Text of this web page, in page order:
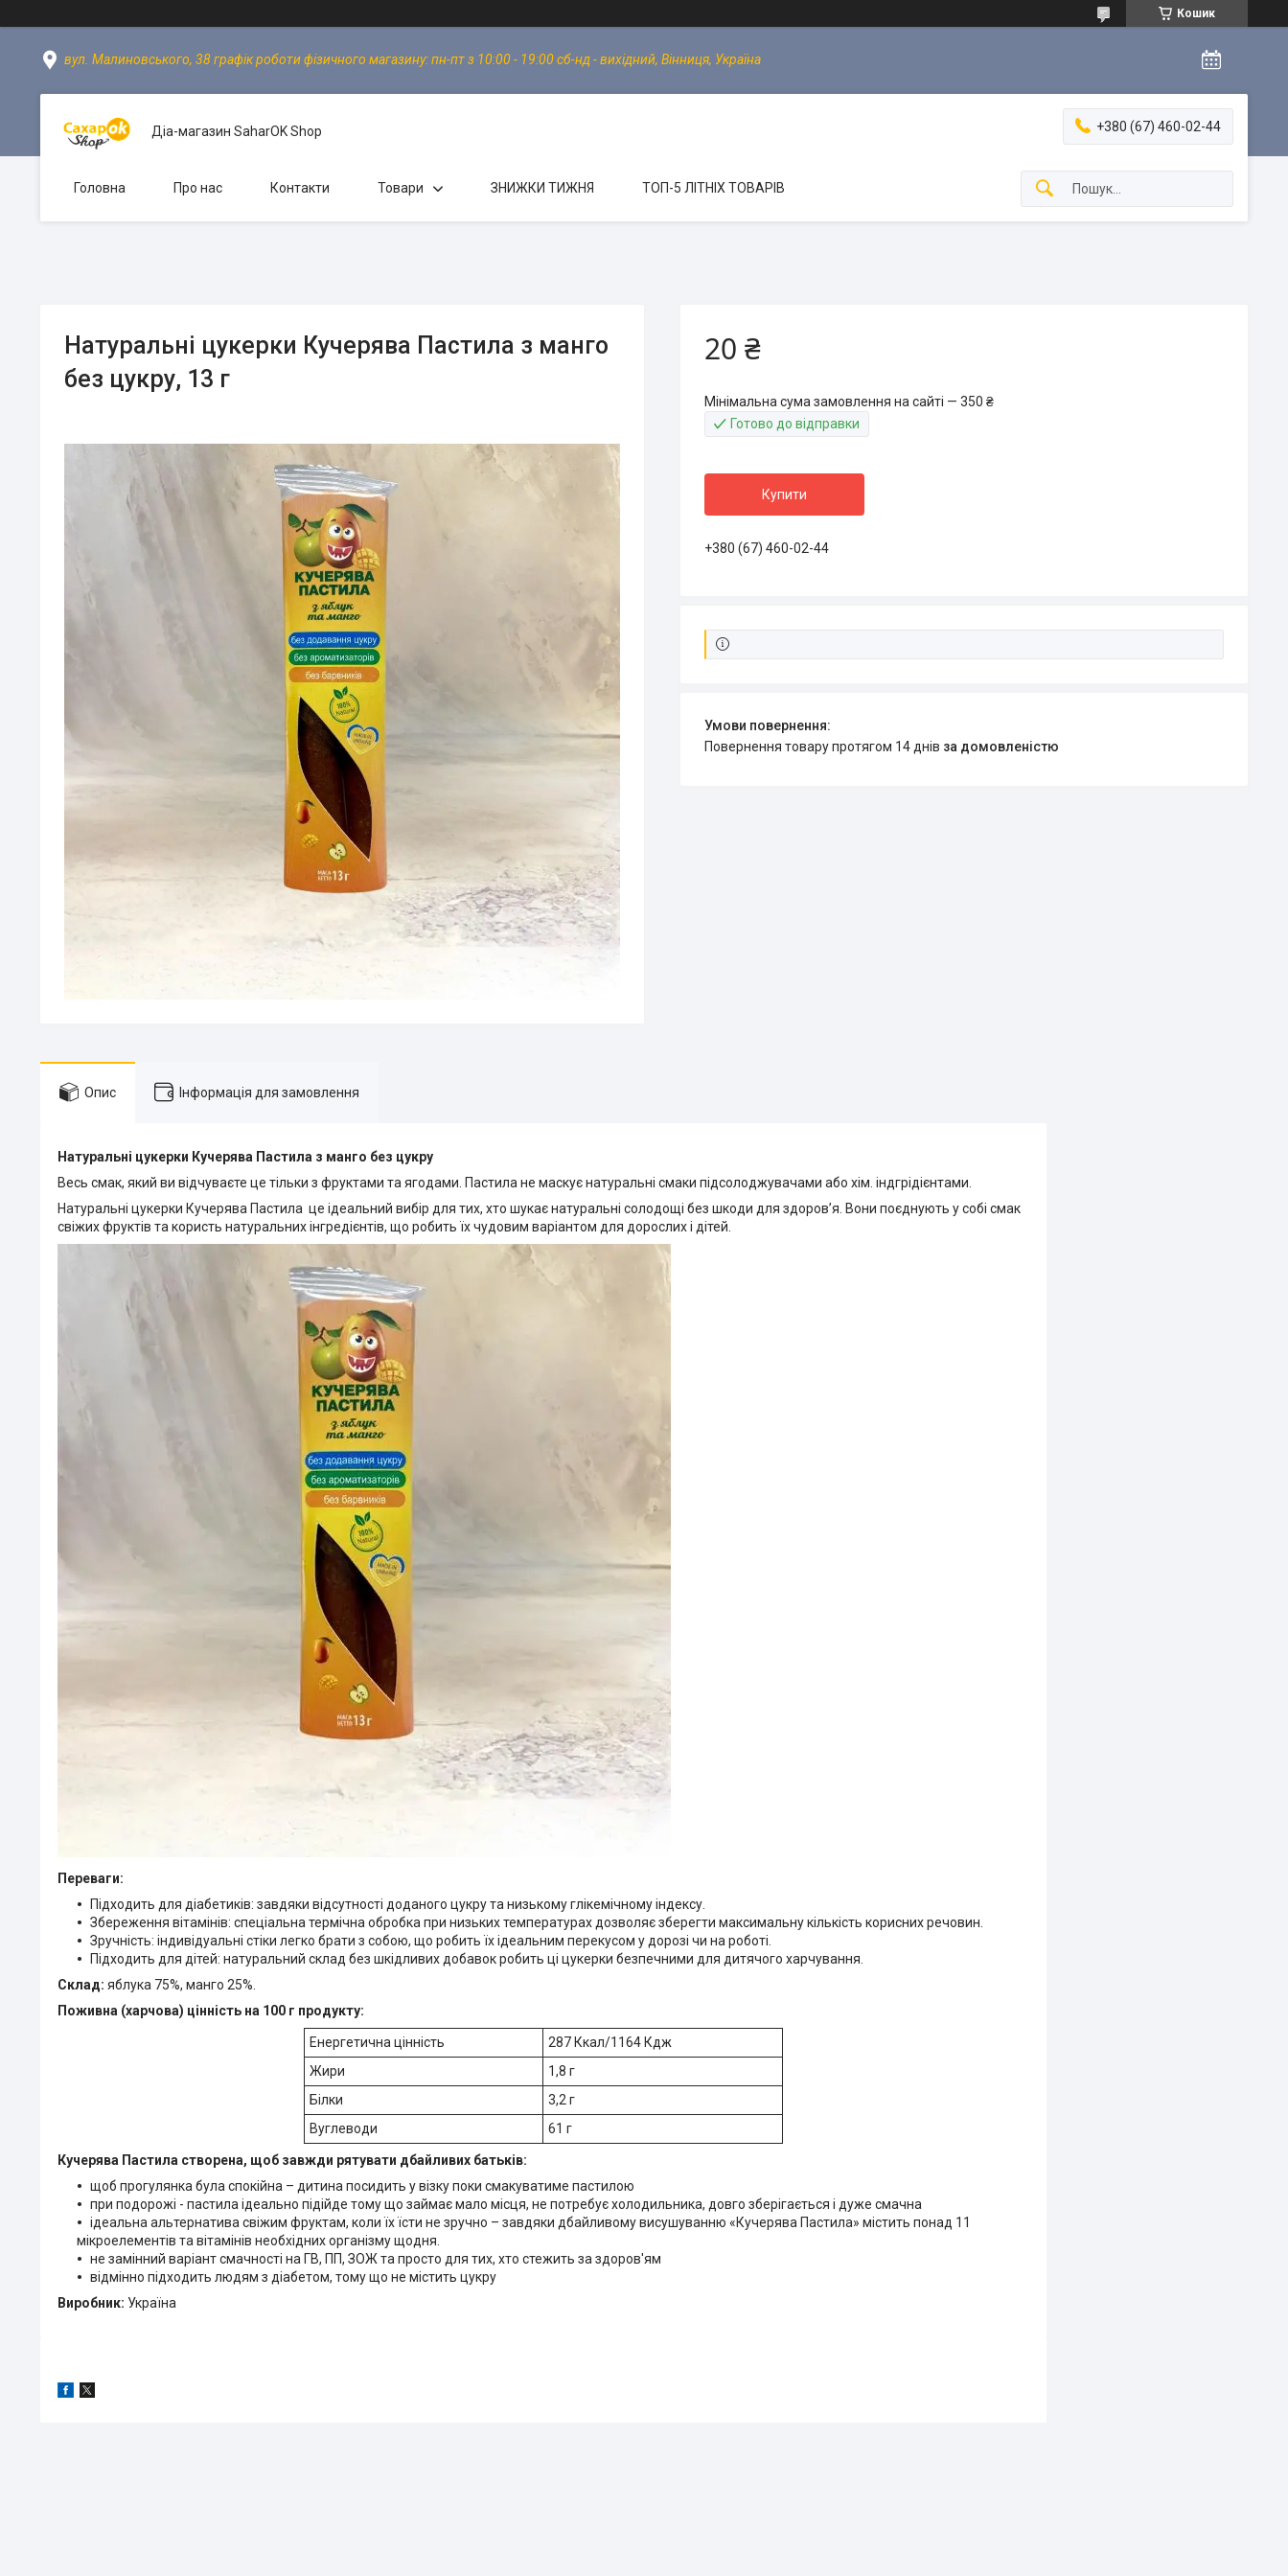
Кошик
вул. Малиновського, 38 графік роботи фізичного магазину: пн-пт з 10:00 - 19:00 сб-нд - вихідний, Вінниця, Україна
Діа-магазин SaharOK Shop +380 (67) 460-02-44
Головна Про нас Контакти Товари ЗНИЖКИ ТИЖНЯ ТОП-5 ЛІТНІХ ТОВАРІВ
Натуральні цукерки Кучерява Пастила з манго
без цукру, 13 г
20 ₴
Мінімальна сума замовлення на сайті — 350 ₴
Готово до відправки
Купити
+380 (67) 460-02-44
повернення товару протягом 14 днів за домовленістю
Опис Інформація для замовлення
Натуральні цукерки Кучерява Пастила з манго без цукру
Весь смак, який ви відчуваєте це тільки з фруктами та ягодами. Пастила не маскує натуральні смаки підсолоджувачами або хім. індгрідієнтами.
Натуральні цукерки Кучерява Пастила це ідеальний вибір для тих, хто шукає натуральні солодощі без шкоди для здоров’я. Вони поєднують у собі смак
свіжих фруктів та користь натуральних інгредієнтів, що робить їх чудовим варіантом для дорослих і дітей.
Переваги:
Підходить для діабетиків: завдяки відсутності доданого цукру та низькому глікемічному індексу.
Збереження вітамінів: спеціальна термічна обробка при низьких температурах дозволяє зберегти максимальну кількість корисних речовин.
Зручність: індивідуальні стіки легко брати з собою, що робить їх ідеальним перекусом у дорозі чи на роботі.
Підходить для дітей: натуральний склад без шкідливих добавок робить ці цукерки безпечними для дитячого харчування.
Склад: яблука 75%, манго 25%.
Поживна (харчова) цінність на 100 г продукту:
Енергетична цінність
287 Ккал/1164 Кдж
Жири
1,8 г
Білки
3,2 г
Вуглеводи
61 г
Кучерява Пастила створена, щоб завжди рятувати дбайливих батьків:
щоб прогулянка була спокійна – дитина посидить у візку поки смакуватиме пастилою
при подорожі - пастила ідеально підійде тому що займає мало місця, не потребує холодильника, довго зберігається і дуже смачна
ідеальна альтернатива свіжим фруктам, коли їх їсти не зручно – завдяки дбайливому висушуванню «Кучерява Пастила» містить понад 11
мікроелементів та вітамінів необхідних організму щодня.
не замінний варіант смачності на ГВ, ПП, ЗОЖ та просто для тих, хто стежить за здоров'ям
відмінно підходить людям з діабетом, тому що не містить цукру
Виробник: Україна